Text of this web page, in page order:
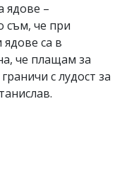
ядове –
съм, че при
са в
че плащам за
с лудост за